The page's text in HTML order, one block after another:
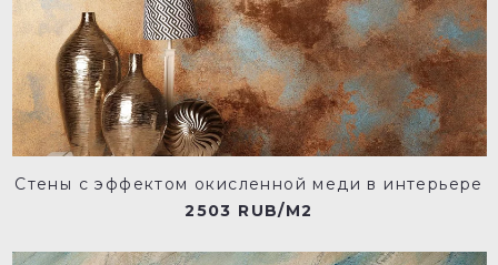
Стены с эффектом окисленной меди в интерьере
2503 RUB/M2